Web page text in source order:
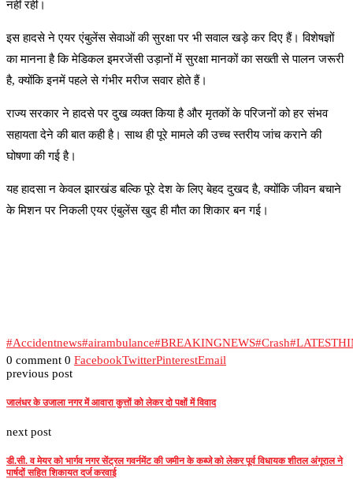
नहीं रही।
इस हादसे ने एयर एंबुलेंस सेवाओं की सुरक्षा पर भी सवाल खड़े कर दिए हैं। विशेषज्ञों
का मानना है कि मेडिकल इमरजेंसी उड़ानों में सुरक्षा मानकों का सख्ती से पालन जरूरी
है, क्योंकि इनमें पहले से गंभीर मरीज सवार होते हैं।
राज्य सरकार ने हादसे पर दुख व्यक्त किया है और मृतकों के परिजनों को हर संभव
सहायता देने की बात कही है। साथ ही पूरे मामले की उच्च स्तरीय जांच कराने की
घोषणा की गई है।
यह हादसा न केवल झारखंड बल्कि पूरे देश के लिए बेहद दुखद है, क्योंकि जीवन बचाने
के मिशन पर निकली एयर एंबुलेंस खुद ही मौत का शिकार बन गई।
#Accidentnews#airambulance#BREAKINGNEWS#Crash
0 comment 0 FacebookTwitterPinterestEmail
previous post
जालंधर के उजाला नगर में आवारा कुत्तों को लेकर दो पक्षों में विवाद
next post
डी.सी. व मेयर को भार्गव नगर सेंट्रल गवर्नमेंट की जमीन के कब्जे को लेकर पूर्व विधायक शीतल अंगूराल ने
पार्षदों सहित शिकायत दर्ज करवाई